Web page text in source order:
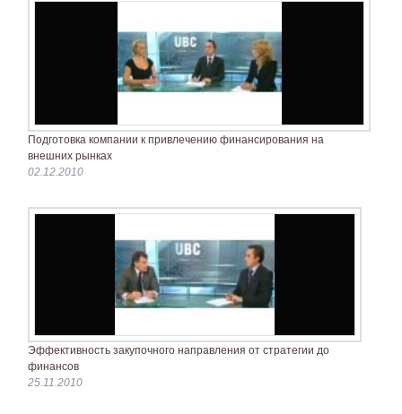
Подготовка компании к привлечению финансирования на
внешних рынках
02.12.2010
Эффективность закупочного направления от стратегии до
финансов
25.11.2010